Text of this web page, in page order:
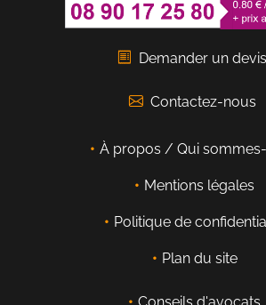
Demander un devis
Contactez-nous
À propos / Qui
Mentions légales
Politique de
Plan du site